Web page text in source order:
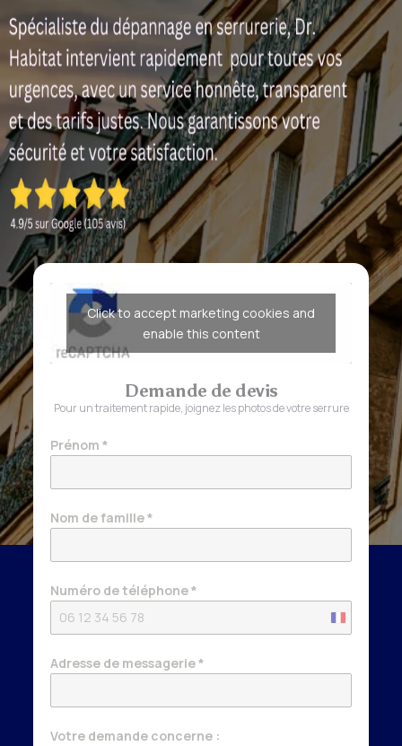
Click to accept marketing cookies and
enable this content
Demande de devis
Pour un traitement rapide, joignez les photos de votre serrure
Prénom*
Nom de famille*
Numéro de téléphone*
France
Adresse de messagerie*
Votre demande concerne :